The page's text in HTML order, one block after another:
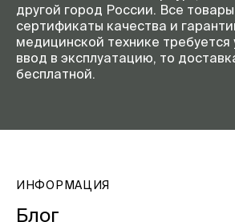
другой город России. Все
сертификаты качества и
медицинской технике требуется
ввод в эксплуатацию, то
бесплатной.
ИНФОРМАЦИЯ
Блог